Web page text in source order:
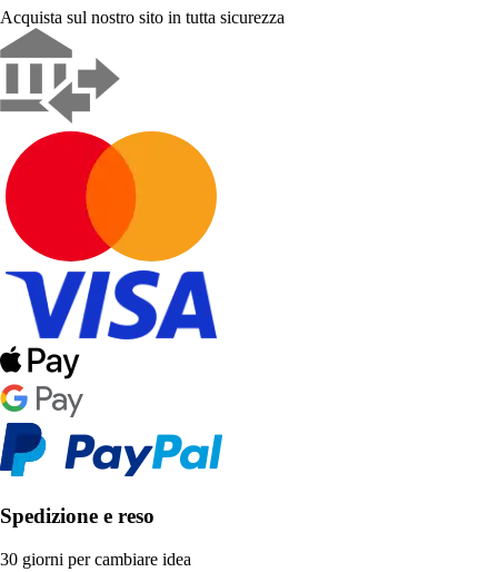
Acquista sul nostro sito in tutta sicurezza
Spedizione e reso
30 giorni per cambiare idea